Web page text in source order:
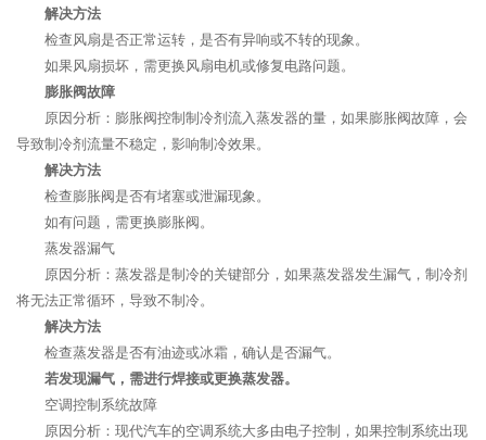
解决方法
检查风扇是否正常运转，是否有异响或不转的现象。
如果风扇损坏，需更换风扇电机或修复电路问题。
膨胀阀故障
原因分析：膨胀阀控制制冷剂流入蒸发器的量，如果膨胀阀故障，会
导致制冷剂流量不稳定，影响制冷效果。
解决方法
检查膨胀阀是否有堵塞或泄漏现象。
如有问题，需更换膨胀阀。
蒸发器漏气
原因分析：蒸发器是制冷的关键部分，如果蒸发器发生漏气，制冷剂
将无法正常循环，导致不制冷。
解决方法
检查蒸发器是否有油迹或冰霜，确认是否漏气。
若发现漏气，需进行焊接或更换蒸发器。
空调控制系统故障
原因分析：现代汽车的空调系统大多由电子控制，如果控制系统出现